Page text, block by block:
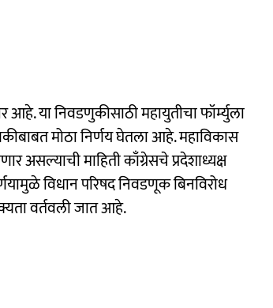
आहे. या निवडणुकीसाठी महायुतीचा फॉर्म्युला
मोठा निर्णय घेतला आहे. महाविकास
असल्याची माहिती काँग्रेसचे प्रदेशाध्यक्ष
विधान परिषद निवडणूक बिनविरोध
वर्तवली जात आहे.